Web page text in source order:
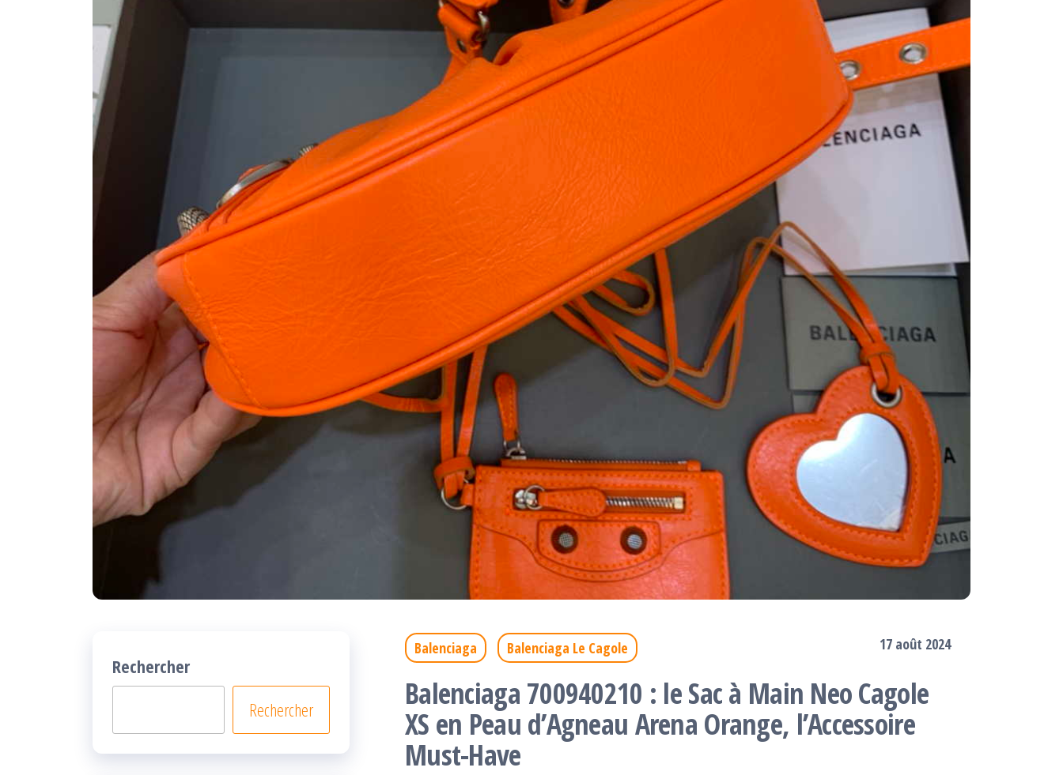
Balenciaga Balenciaga Le Cagole 17 août 2024
Balenciaga 700940210 : le Sac à Main Neo Cagole
XS en Peau d’Agneau Arena Orange, l’Accessoire
Must-Have
Rechercher
Rechercher